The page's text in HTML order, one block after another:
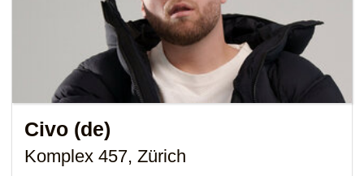
Civo (de)
Komplex 457, Zürich